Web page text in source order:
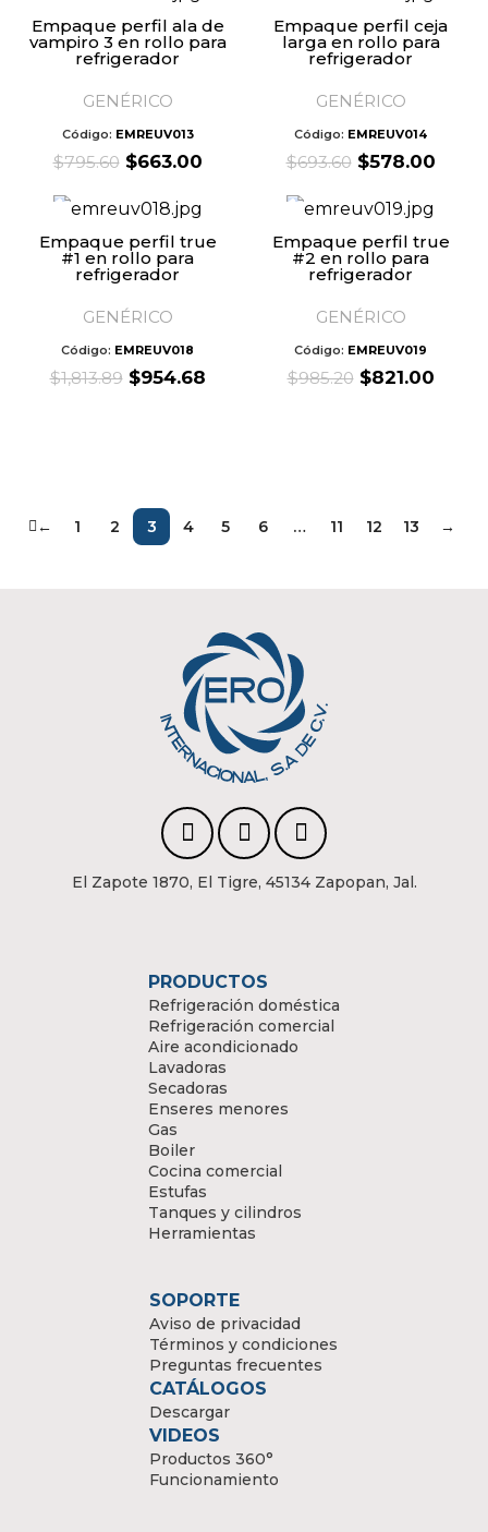
$729.60.
$1,661.83.
Empaque perfil ala de
vampiro 3 en rollo para
refrigerador
GENÉRICO
Código: EMREUV013
$795.60 Original
was:
$795.60.
$663.00Current
Empaque perfil ceja
larga en rollo para
refrigerador
GENÉRICO
Código: EMREUV014
$693.60 Original
was:
$693.60.
$578.00
Empaque perfil true
#1 en rollo para
refrigerador
GENÉRICO
Código: EMREUV018
$1,813.89 Original
$954.68Current
Empaque perfil true
#2 en rollo para
refrigerador
GENÉRICO
Código: EMREUV019
$985.20 Original
$821.00
← 1 2 3 4 5 6 … 11 12 13 →
El Zapote 1870, El Tigre, 45134 Zapopan, Jal.
PRODUCTOS
Refrigeración doméstica
Refrigeración comercial
Aire acondicionado
Lavadoras
Secadoras
Enseres menores
Gas
Boiler
Cocina comercial
Estufas
Tanques y cilindros
Herramientas
SOPORTE
Aviso de privacidad
Términos y condiciones
Preguntas frecuentes
CATÁLOGOS
Descargar
VIDEOS
Productos 360°
Funcionamiento